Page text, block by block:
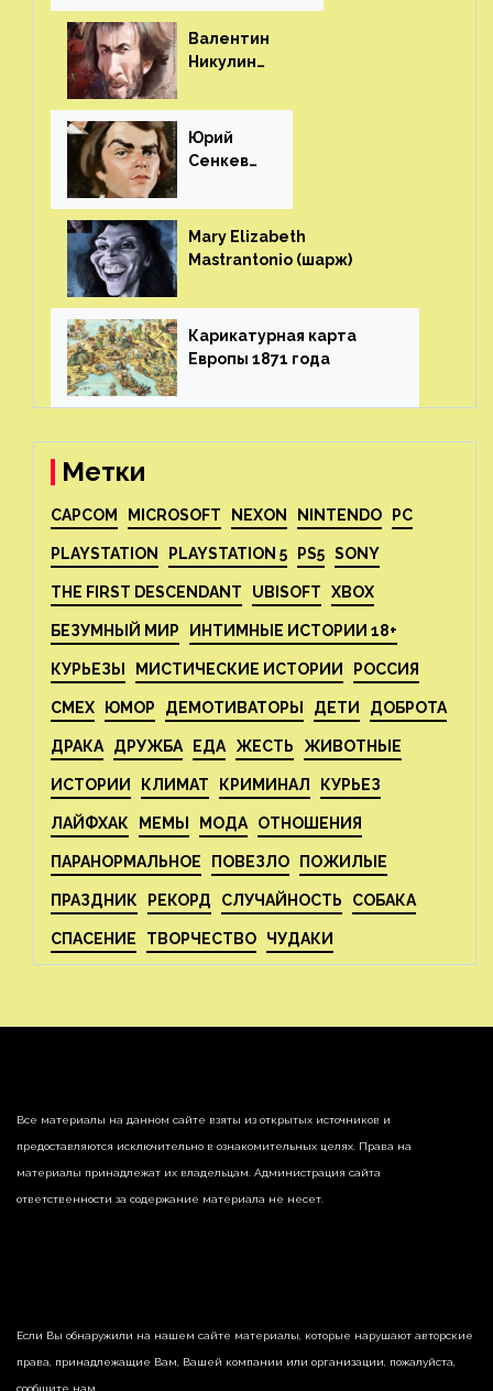
Валентин
Никулин
Юрий
Сенкеви
Mary Elizabeth
Mastrantonio (шарж)⁠⁠
Карикатурная карта
Европы 1871 года⁠⁠
Метки
CAPCOM MICROSOFT NEXON NINTENDO PC
PLAYSTATION PLAYSTATION 5 PS5 SONY
THE FIRST DESCENDANT UBISOFT XBOX
БЕЗУМНЫЙ МИР ИНТИМНЫЕ ИСТОРИИ 18+
КУРЬЕЗЫ МИСТИЧЕСКИЕ ИСТОРИИ РОССИЯ
СМЕХ ЮМОР ДЕМОТИВАТОРЫ ДЕТИ ДОБРОТА
ДРАКА ДРУЖБА ЕДА ЖЕСТЬ ЖИВОТНЫЕ
ИСТОРИИ КЛИМАТ КРИМИНАЛ КУРЬЕЗ
ЛАЙФХАК МЕМЫ МОДА ОТНОШЕНИЯ
ПАРАНОРМАЛЬНОЕ ПОВЕЗЛО ПОЖИЛЫЕ
ПРАЗДНИК РЕКОРД СЛУЧАЙНОСТЬ СОБАКА
СПАСЕНИЕ ТВОРЧЕСТВО ЧУДАКИ
Все материалы на данном сайте взяты из открытых источников и
предоставляются исключительно в ознакомительных целях. Права на
материалы принадлежат их владельцам. Администрация сайта
ответственности за содержание материала не несет.
Если Вы обнаружили на нашем сайте материалы, которые нарушают авторские
права, принадлежащие Вам, Вашей компании или организации, пожалуйста,
сообщите нам.